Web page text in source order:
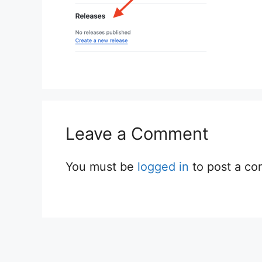
Leave a Comment
You must be logged in to post a